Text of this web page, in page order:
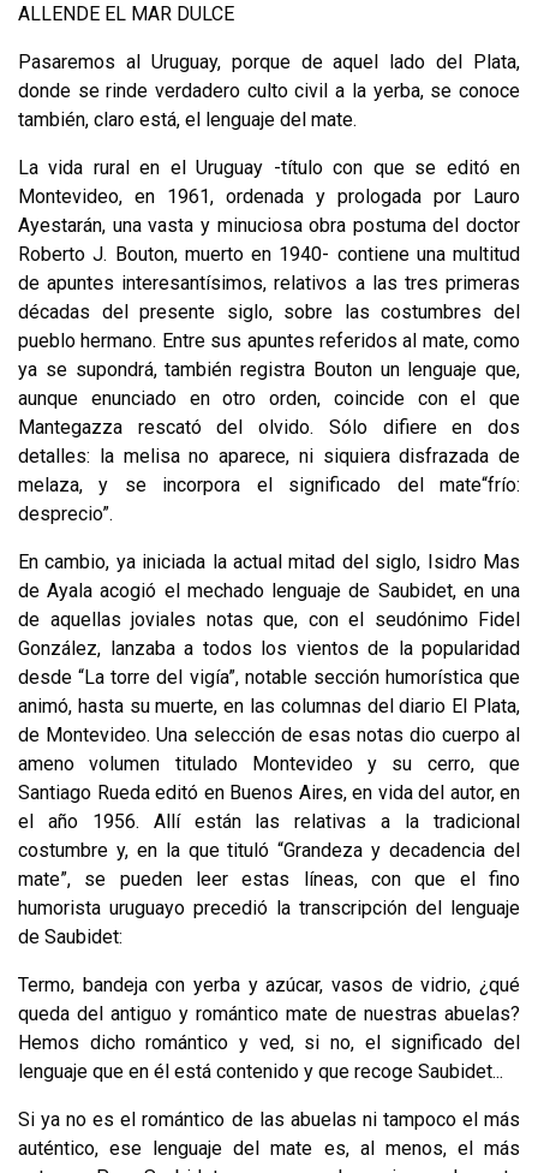
ALLENDE EL MAR DULCE
Pasaremos al Uruguay, porque de aquel lado del Plata,
donde se rinde ver­dadero culto civil a la yerba, se conoce
también, claro está, el lenguaje del mate.
La vida rural en el Uruguay -título con que se editó en
Montevideo, en 1961, ordenada y prologada por Lauro
Ayestarán, una vasta y minuciosa obra postu­ma del doctor
Roberto J. Bouton, muerto en 1940- contiene una multitud
de apuntes interesantísimos, relativos a las tres primeras
décadas del presente si­glo, sobre las costumbres del
pueblo hermano. Entre sus apuntes referidos al mate, como
ya se supondrá, también registra Bouton un lenguaje que,
aunque enunciado en otro orden, coincide con el que
Mantegazza rescató del olvido. Sólo difiere en dos
detalles: la melisa no aparece, ni siquiera disfrazada de
melaza, y se incorpora el significado del mate“frío:
desprecio”.
En cambio, ya iniciada la actual mitad del siglo, Isidro Mas
de Ayala acogió el mechado lenguaje de Saubidet, en una
de aquellas joviales notas que, con el seu­dónimo Fidel
González, lanzaba a todos los vientos de la popularidad
desde “La torre del vigía”, notable sección humorística que
animó, hasta su muerte, en las columnas del diario El Plata,
de Montevideo. Una selección de esas notas dio cuerpo al
ameno volumen titulado Montevideo y su cerro, que
Santiago Rueda editó en Buenos Aires, en vida del autor, en
el año 1956. Allí están las relativas a la tradicional
costumbre y, en la que tituló “Grandeza y decadencia del
mate”, se pueden leer estas líneas, con que el fino
humorista uruguayo precedió la trans­cripción del lenguaje
de Saubidet:
Termo, bandeja con yerba y azúcar, vasos de vidrio, ¿qué
queda del antiguo y romántico mate de nuestras abuelas?
Hemos dicho romántico y ved, si no, el signi­ficado del
lenguaje que en él está contenido y que recoge Saubidet...
Si ya no es el romántico de las abuelas ni tampoco el más
auténtico, ese len­guaje del mate es, al menos, el más